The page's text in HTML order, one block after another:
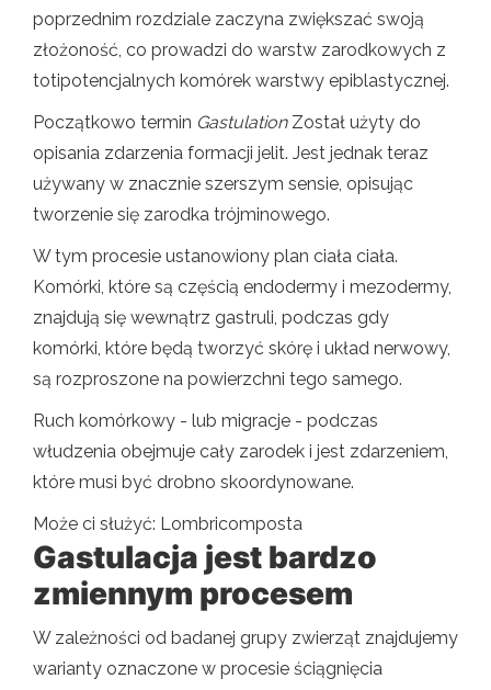
poprzednim rozdziale zaczyna zwiększać swoją
złożoność, co prowadzi do warstw zarodkowych z
totipotencjalnych komórek warstwy epiblastycznej.
Początkowo termin Gastulation Został użyty do
opisania zdarzenia formacji jelit. Jest jednak teraz
używany w znacznie szerszym sensie, opisując
tworzenie się zarodka trójminowego.
W tym procesie ustanowiony plan ciała ciała.
Komórki, które są częścią endodermy i mezodermy,
znajdują się wewnątrz gastruli, podczas gdy
komórki, które będą tworzyć skórę i układ nerwowy,
są rozproszone na powierzchni tego samego.
Ruch komórkowy - lub migracje - podczas
włudzenia obejmuje cały zarodek i jest zdarzeniem,
które musi być drobno skoordynowane.
Może ci służyć: Lombricomposta
Gastulacja jest bardzo
zmiennym procesem
W zależności od badanej grupy zwierząt znajdujemy
warianty oznaczone w procesie ściągnięcia